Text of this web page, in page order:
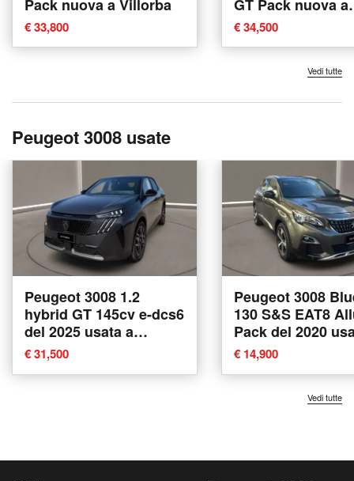
Pack nuova a Villorba
€ 33,800
GT Pack nuova a
Villorba
€ 34,500
Vedi tutte
Peugeot 3008 usate
Peugeot 3008 1.2
hybrid GT 145cv e-dcs6
del 2025 usata a
Caltanissetta
€ 31,500
Peugeot 3008
130 S&S EAT8
Pack del 2020
Caltanissetta
€ 14,900
Vedi tutte